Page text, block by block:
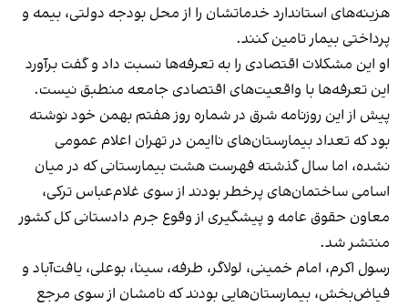
هزینه‌های استاندارد خدماتشان را از محل بودجه دولتی، بیمه و
پرداختی بیمار تامین کنند.
او این مشکلات اقتصادی را به تعرفه‌ها نسبت داد و گفت برآورد
این تعرفه‌ها با واقعیت‌های اقتصادی جامعه منطبق نیست.
پیش از این روزنامه شرق در شماره روز هفتم بهمن خود نوشته
بود که تعداد بیمارستان‌های ناایمن در تهران اعلام عمومی
نشده، اما سال گذشته فهرست هشت بیمارستانی که در میان
اسامی ساختمان‌های پرخطر بودند از سوی غلام‌عباس ترکی،
معاون حقوق عامه و پیشگیری از وقوع جرم دادستانی کل کشور
منتشر شد.
رسول اکرم، امام خمینی، لولاگر، طرفه، سینا، بوعلی، یافت‌آباد و
فیاض‌بخش، بیمارستان‌هایی بودند که نامشان از سوی مرجع